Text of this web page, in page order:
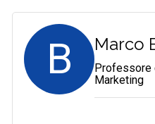
B Marco
Professore
Marketing